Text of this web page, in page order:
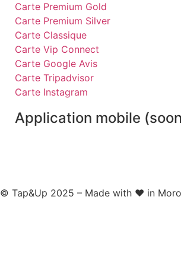
Carte Premium Gold
Carte Premium Silver
Carte Classique
Carte Vip Connect
Carte Google Avis
Carte Tripadvisor
Carte Instagram
Application mobile
© Tap&Up 2025 – Made with ❤️ in